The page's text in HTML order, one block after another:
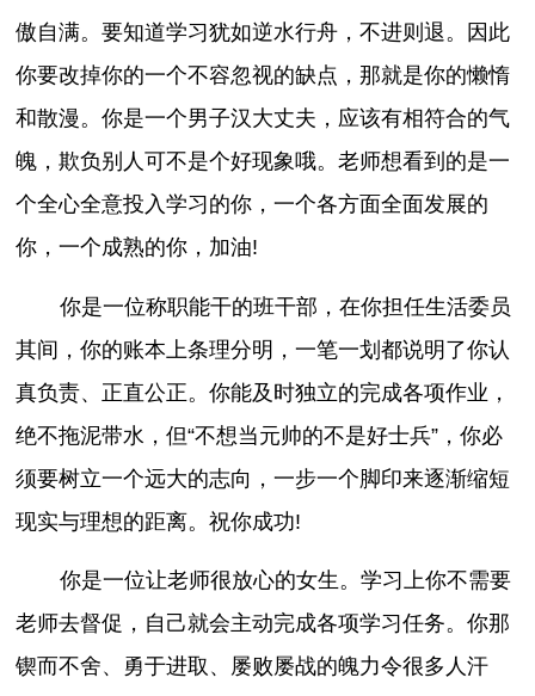
傲自满。要知道学习犹如逆水行舟，不进则退。因此
你要改掉你的一个不容忽视的缺点，那就是你的懒惰
和散漫。你是一个男子汉大丈夫，应该有相符合的气
魄，欺负别人可不是个好现象哦。老师想看到的是一
个全心全意投入学习的你，一个各方面全面发展的
你，一个成熟的你，加油!
你是一位称职能干的班干部，在你担任生活委员
其间，你的账本上条理分明，一笔一划都说明了你认
真负责、正直公正。你能及时独立的完成各项作业，
绝不拖泥带水，但“不想当元帅的不是好士兵”，你必
须要树立一个远大的志向，一步一个脚印来逐渐缩短
现实与理想的距离。祝你成功!
你是一位让老师很放心的女生。学习上你不需要
老师去督促，自己就会主动完成各项学习任务。你那
锲而不舍、勇于进取、屡败屡战的魄力令很多人汗